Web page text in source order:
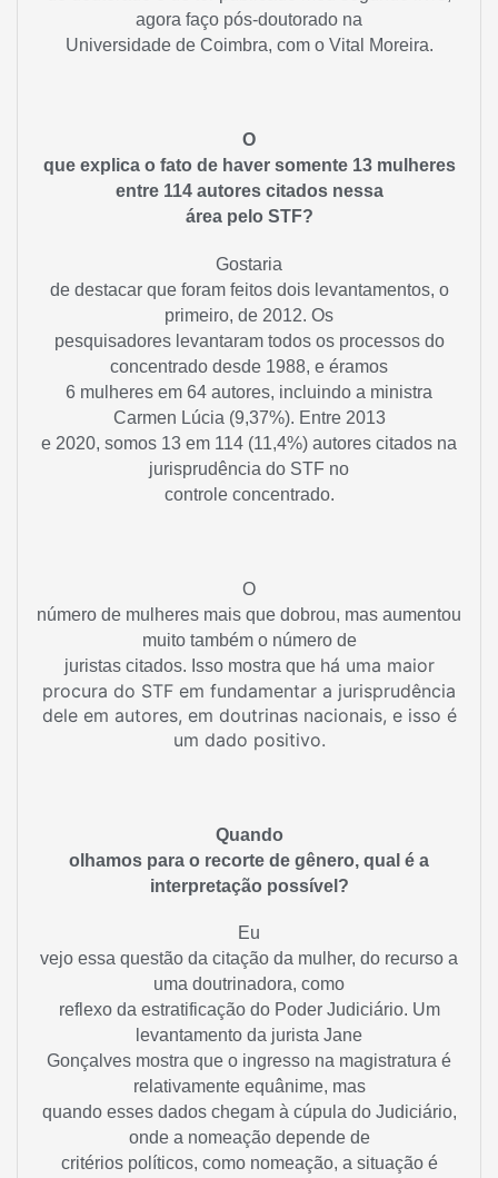
agora faço pós-doutorado na
Universidade de Coimbra, com o Vital Moreira.
O
que explica o fato de haver somente 13 mulheres
entre 114 autores citados nessa
área pelo STF?
Gostaria
de destacar que foram feitos dois levantamentos, o
primeiro, de 2012. Os
pesquisadores levantaram todos os processos do
concentrado desde 1988, e éramos
6 mulheres em 64 autores, incluindo a ministra
Carmen Lúcia (9,37%). Entre 2013
e 2020, somos 13 em 114 (11,4%) autores citados na
jurisprudência do STF no
controle concentrado.
O
número de mulheres mais que dobrou, mas aumentou
muito também o número de
juristas citados. Isso mostra que há uma maior
procura do STF em fundamentar a jurisprudência
dele em autores, em doutrinas nacionais, e isso é
um dado positivo.
Quando
olhamos para o recorte de gênero, qual é a
interpretação possível?
Eu
vejo essa questão da citação da mulher, do recurso a
uma doutrinadora, como
reflexo da estratificação do Poder Judiciário. Um
levantamento da jurista Jane
Gonçalves mostra que o ingresso na magistratura é
relativamente equânime, mas
quando esses dados chegam à cúpula do Judiciário,
onde a nomeação depende de
critérios políticos, como nomeação, a situação é